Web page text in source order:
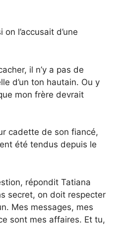
l’accusait d’une
il n’y a pas de
d’un ton hautain. Ou y
mon frère devrait
cadette de son fiancé,
été tendus depuis le
répondit Tatiana
secret, on doit respecter
Mes messages, mes
sont mes affaires. Et tu,